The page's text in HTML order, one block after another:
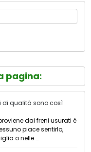
pagina:
di qualità sono così
dai freni usurati è
piace sentirlo,
o nelle …